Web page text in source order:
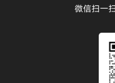
微信扫一